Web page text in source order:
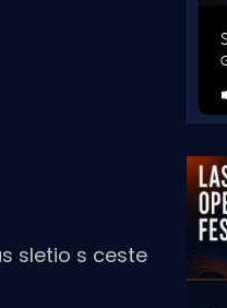
sletio s ceste